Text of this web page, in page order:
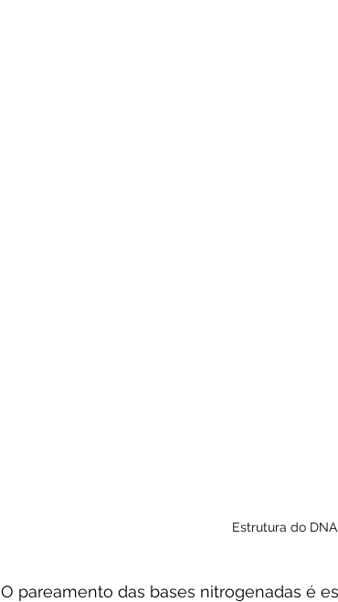
Estrutura do
O pareamento das bases nitrogenadas é